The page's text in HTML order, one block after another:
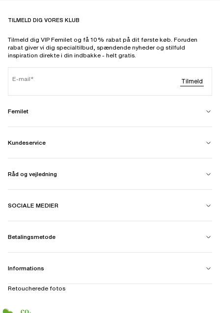
TILMELD DIG VORES KLUB
Tilmeld dig VIP Femilet og få 10% rabat på dit første køb. Foruden
rabat giver vi dig specialtilbud, spændende nyheder og stilfuld
inspiration direkte i din indbakke - helt gratis.
E-mail Tilmeld
Femilet
Kundeservice
Råd og vejledning
SOCIALE MEDIER
Betalingsmetode
Informations
Retoucherede fotos